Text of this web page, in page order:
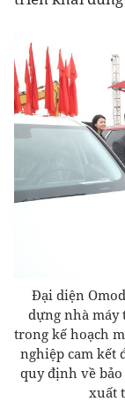
Đại diện
dựng nhà máy
trong kế hoạch
nghiệp cam kết
quy định về
xuất